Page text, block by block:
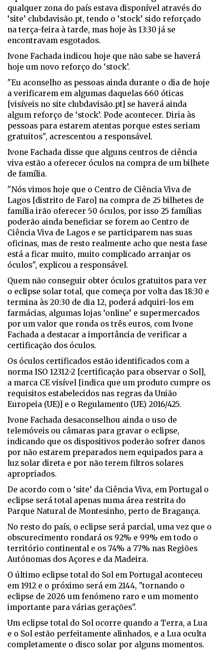
qualquer zona do país estava disponível através do
‘site’ clubdavisão.pt, tendo o ‘stock’ sido reforçado
na terça-feira à tarde, mas hoje às 13:30 já se
encontravam esgotados.
Ivone Fachada indicou hoje que não sabe se haverá
hoje um novo reforço do ‘stock’.
"Eu aconselho as pessoas ainda durante o dia de hoje
a verificarem em algumas daquelas 660 óticas
[visíveis no site clubdavisão.pt] se haverá ainda
algum reforço de ‘stock’. Pode acontecer. Diria às
pessoas para estarem atentas porque estes seriam
gratuitos", acrescentou a responsável.
Ivone Fachada disse que alguns centros de ciência
viva estão a oferecer óculos na compra de um bilhete
de família.
"Nós vimos hoje que o Centro de Ciência Viva de
Lagos [distrito de Faro] na compra de 25 bilhetes de
família irão oferecer 50 óculos, por isso 25 famílias
poderão ainda beneficiar se forem ao Centro de
Ciência Viva de Lagos e se participarem nas suas
oficinas, mas de resto realmente acho que nesta fase
está a ficar muito, muito complicado arranjar os
óculos", explicou a responsável.
Quem não conseguir obter óculos gratuitos para ver
o eclipse solar total, que começa por volta das 18:30 e
termina às 20:30 de dia 12, poderá adquiri-los em
farmácias, algumas lojas ‘online’ e supermercados
por um valor que ronda os três euros, com Ivone
Fachada a destacar a importância de verificar a
certificação dos óculos.
Os óculos certificados estão identificados com a
norma ISO 12312-2 [certificação para observar o Sol],
a marca CE visível [indica que um produto cumpre os
requisitos estabelecidos nas regras da União
Europeia (UE)] e o Regulamento (UE) 2016/425.
Ivone Fachada desaconselhou ainda o uso de
telemóveis ou câmaras para gravar o eclipse,
indicando que os dispositivos poderão sofrer danos
por não estarem preparados nem equipados para a
luz solar direta e por não terem filtros solares
apropriados.
De acordo com o ‘site’ da Ciência Viva, em Portugal o
eclipse será total apenas numa área restrita do
Parque Natural de Montesinho, perto de Bragança.
No resto do país, o eclipse será parcial, uma vez que o
obscurecimento rondará os 92% e 99% em todo o
território continental e os 74% a 77% nas Regiões
Autónomas dos Açores e da Madeira.
O último eclipse total do Sol em Portugal aconteceu
em 1912 e o próximo será em 2144, "tornando o
eclipse de 2026 um fenómeno raro e um momento
importante para várias gerações".
Um eclipse total do Sol ocorre quando a Terra, a Lua
e o Sol estão perfeitamente alinhados, e a Lua oculta
completamente o disco solar por alguns momentos.